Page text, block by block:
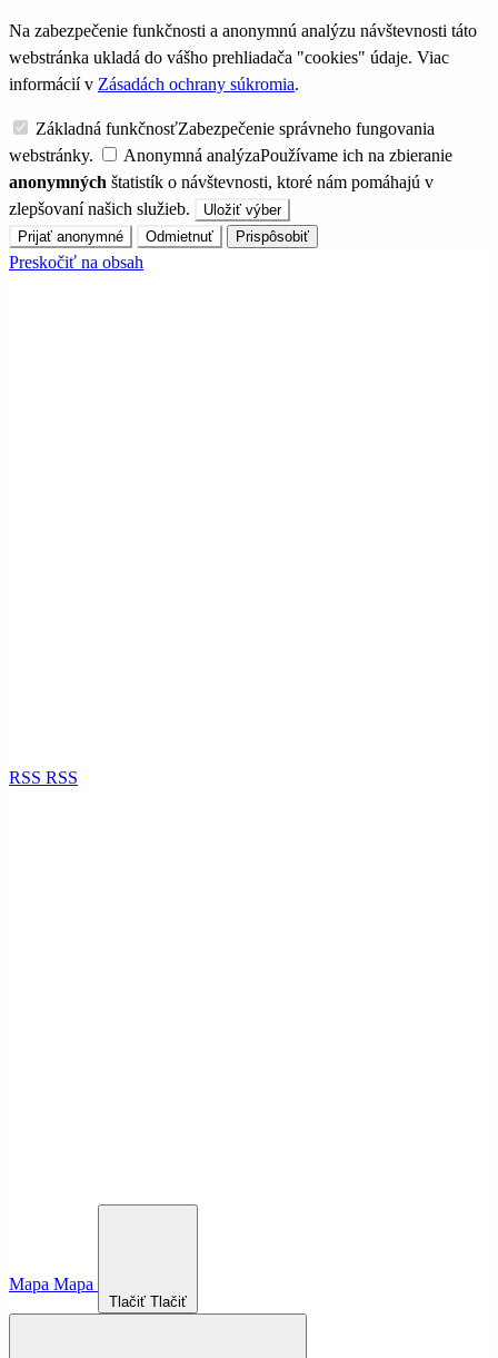
Na zabezpečenie funkčnosti a anonymnú analýzu návštevnosti táto
webstránka ukladá do vášho prehliadača "cookies" údaje. Viac
informácií v Zásadách ochrany súkromia.
Základná funkčnosťZabezpečenie správneho fungovania
webstránky.
Anonymná analýzaPoužívame ich na zbieranie
anonymných štatistík o návštevnosti, ktoré nám pomáhajú v
zlepšovaní našich služieb.
Uložiť výber
Prijať anonymné
Odmietnuť Prispôsobiť
Preskočiť na obsah
RSS RSS
Mapa Mapa
Tlačiť Tlačiť